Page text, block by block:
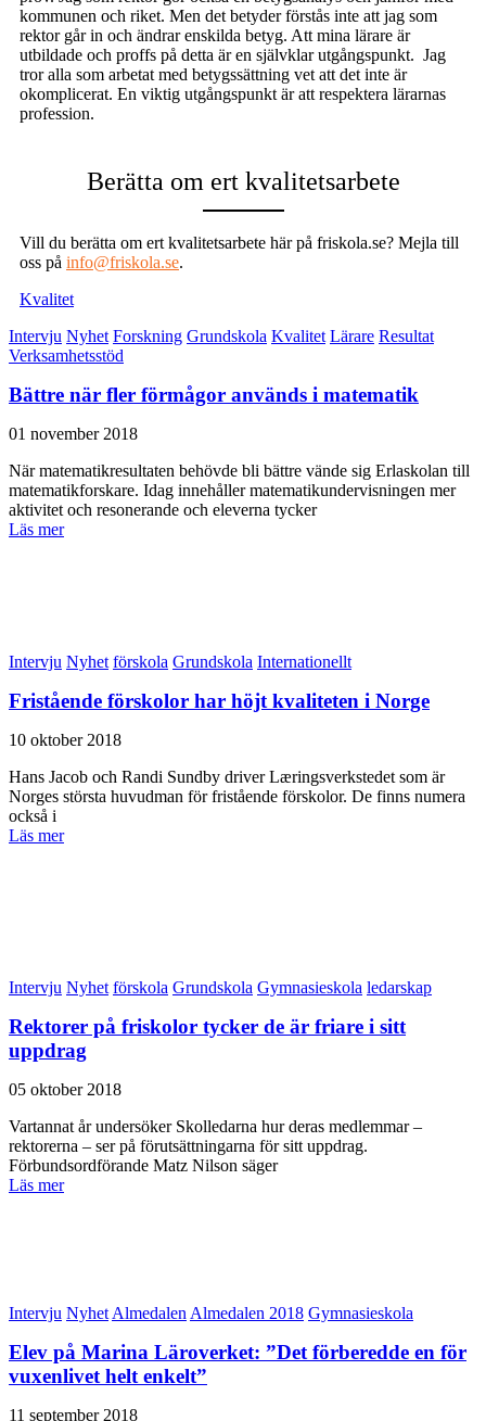
kommunen och riket. Men det betyder förstås inte att jag som
rektor går in och ändrar enskilda betyg. Att mina lärare är
utbildade och proffs på detta är en självklar utgångspunkt. Jag
tror alla som arbetat med betygssättning vet att det inte är
okomplicerat. En viktig utgångspunkt är att respektera lärarnas
profession.
Berätta om ert kvalitetsarbete
Vill du berätta om ert kvalitetsarbete här på friskola.se? Mejla till
oss på info@friskola.se.
Kvalitet
Intervju Nyhet Forskning Grundskola Kvalitet Lärare Resultat
Verksamhetsstöd
Bättre när fler förmågor används i matematik
01 november 2018
När matematikresultaten behövde bli bättre vände sig Erlaskolan till
matematikforskare. Idag innehåller matematikundervisningen mer
aktivitet och resonerande och eleverna tycker
Läs mer
Intervju Nyhet förskola Grundskola Internationellt
Fristående förskolor har höjt kvaliteten i Norge
10 oktober 2018
Hans Jacob och Randi Sundby driver Læringsverkstedet som är
Norges största huvudman för fristående förskolor. De finns numera
också i
Läs mer
Intervju Nyhet förskola Grundskola Gymnasieskola ledarskap
Rektorer på friskolor tycker de är friare i sitt
uppdrag
05 oktober 2018
Vartannat år undersöker Skolledarna hur deras medlemmar –
rektorerna – ser på förutsättningarna för sitt uppdrag.
Förbundsordförande Matz Nilson säger
Läs mer
Intervju Nyhet Almedalen Almedalen 2018 Gymnasieskola
Elev på Marina Läroverket: ”Det förberedde en för
vuxenlivet helt enkelt”
11 september 2018